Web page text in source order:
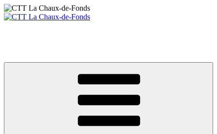
Aller
au